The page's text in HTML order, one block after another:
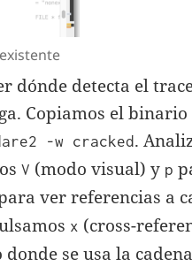
dónde detecta el
Copiamos el binario
-w cracked .
V (modo visual) y p
ver referencias a
x (cross-
se usa la